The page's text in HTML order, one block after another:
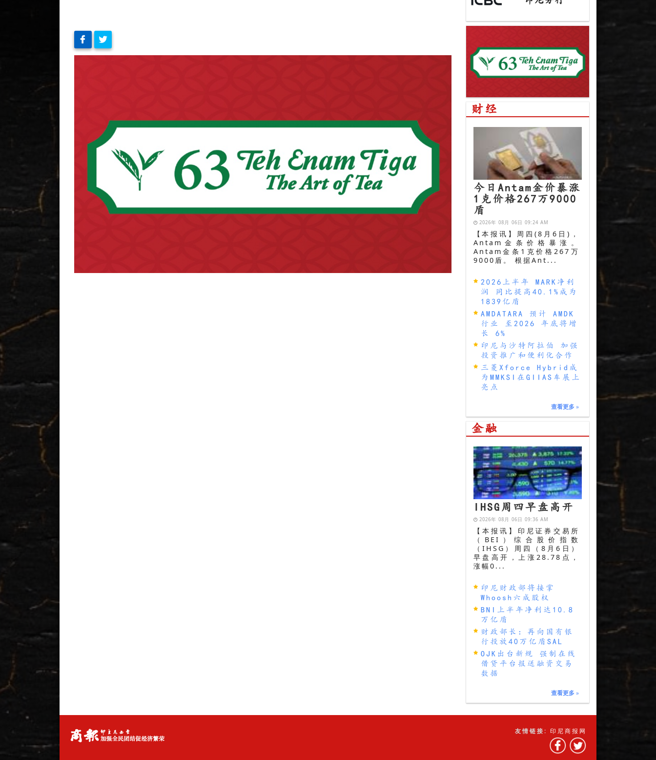
财经
今日Antam金价暴涨
1克价格267万9000
盾
2026年 08月 06日 09:24 AM
【本报讯】周四(8月6日)，
Antam金条价格暴涨。
Antam金条1克价格267万
9000盾。 根据Ant...
2026上半年 MARK净利
润 同比提高40.1%成为
1839亿盾
AMDATARA 预计 AMDK
行业 至2026 年底将增
长 6%
印尼与沙特阿拉伯 加强
投资推广和便利化合作
三菱Xforce Hybrid成
为MMKSI在GIIAS车展上
亮点
查看更多 »
金融
IHSG周四早盘高开
2026年 08月 06日 09:36 AM
【本报讯】印尼证券交易所
（BEI）综合股价指数
（IHSG）周四（8月6日）
早盘高开，上涨28.78点，
涨幅0...
印尼财政部将接掌
Whoosh六成股权
BNI上半年净利达10.8
万亿盾
财政部长：再向国有银
行投放40万亿盾SAL
OJK出台新规 强制在线
借贷平台报送融资交易
数据
查看更多 »
友情链接: 印尼商报网